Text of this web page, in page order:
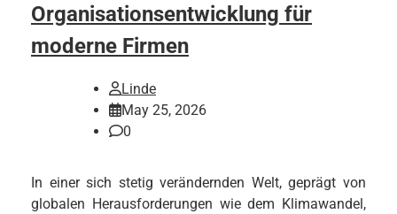
Organisationsentwicklung für
moderne Firmen
Linde
May 25, 2026
0
In einer sich stetig verändernden Welt, geprägt von
globalen Herausforderungen wie dem Klimawandel,